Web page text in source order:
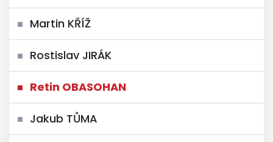
Martin KŘÍŽ
Rostislav JIRÁK
Retin OBASOHAN
Jakub TŮMA